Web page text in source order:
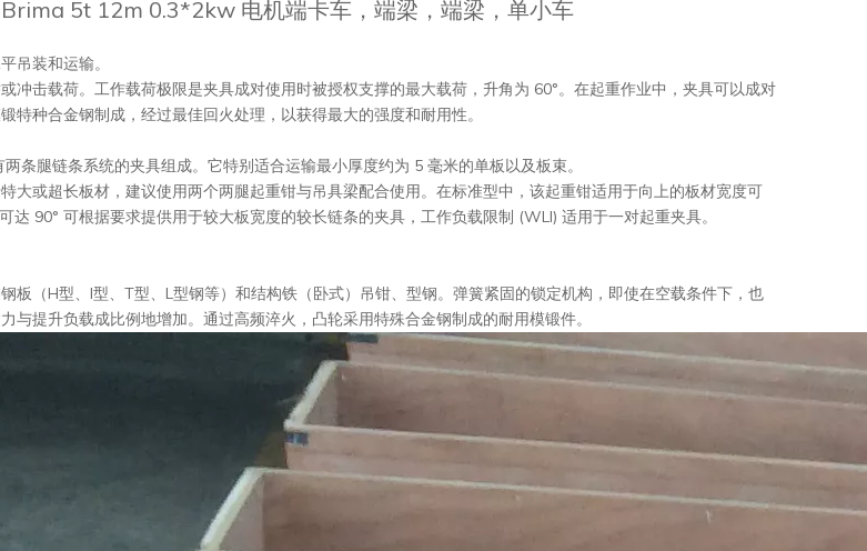
Brima 5t 12m 0.3*2kw 电机端卡车，端梁，端梁，单小车
吊装和运输。
冲击载荷。工作载荷极限是夹具成对使用时被授权支撑的最大载荷，升角为 60°。在起重作业中，夹具可以成对
特种合金钢制成，经过最佳回火处理，以获得最大的强度和耐用性。
条腿链条系统的夹具组成。它特别适合运输最小厚度约为 5 毫米的单板以及板束。
大或超长板材，建议使用两个两腿起重钳与吊具梁配合使用。在标准型中，该起重钳适用于向上的板材宽度可
达 90° 可根据要求提供用于较大板宽度的较长链条的夹具，工作负载限制 (WLl) 适用于一对起重夹具。
板（H型、I型、T型、L型钢等）和结构铁（卧式）吊钳、型钢。弹簧紧固的锁定机构，即使在空载条件下，也
与提升负载成比例地增加。通过高频淬火，凸轮采用特殊合金钢制成的耐用模锻件。